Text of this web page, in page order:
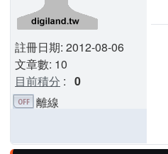
註冊日期: 2012-08-06
文章數: 10
目前積分 : 0
離線